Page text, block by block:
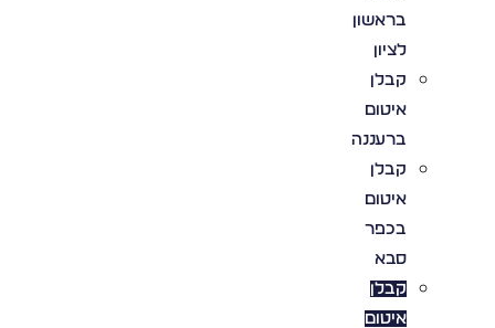
בראשון
לציון
קבלן
איטום
ברעננה
קבלן
איטום
בכפר
סבא
קבלן
איטום